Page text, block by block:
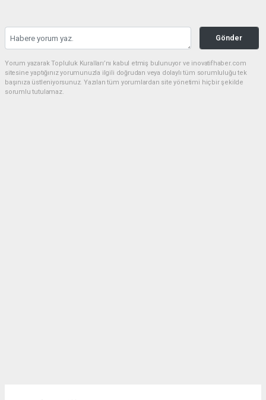
Gönder
Yorum yazarak Topluluk Kuralları’nı kabul etmiş bulunuyor ve inovatifhaber.com
sitesine yaptığınız yorumunuzla ilgili doğrudan veya dolaylı tüm sorumluluğu tek
başınıza üstleniyorsunuz. Yazılan tüm yorumlardan site yönetimi hiçbir şekilde
sorumlu tutulamaz.